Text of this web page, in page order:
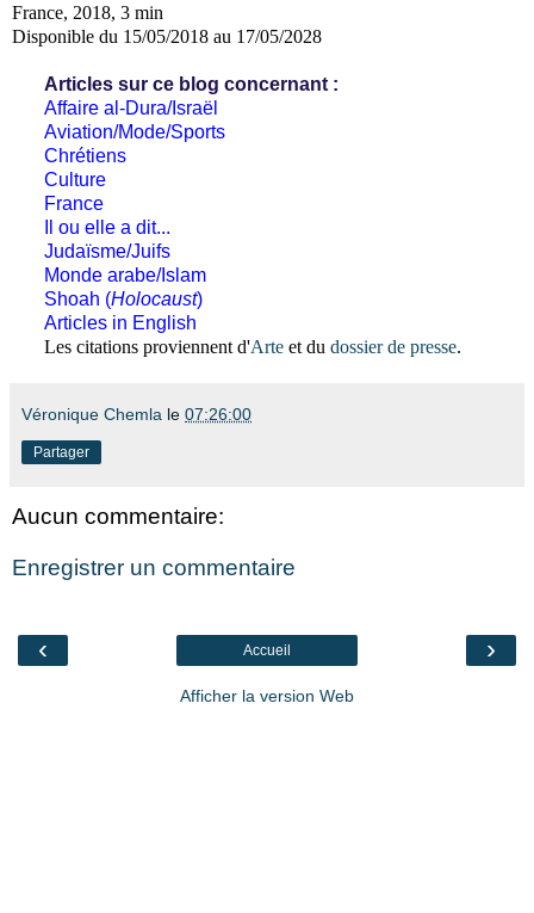
France, 2018, 3 min
Disponible du 15/05/2018 au 17/05/2028
Articles sur ce blog concernant :
Affaire al-Dura/Israël
Aviation/Mode/Sports
Chrétiens
Culture
France
Il ou elle a dit...
Judaïsme/Juifs
Monde arabe/Islam
Shoah (Holocaust)
Articles in English
Les citationsproviennentd'Arte et dudossier de presse.
Véronique Chemla le 07:26:00
Partager
Aucun commentaire:
Enregistrer un commentaire
‹ ›
Accueil
Afficher la version Web